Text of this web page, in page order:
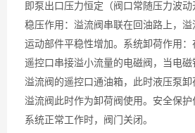
即泵出口压力恒定（阀口常随压力波动
稳压作用：溢流阀串联在回油路上，溢
运动部件平稳性增加。系统卸荷作用：
遥控口串接溢小流量的电磁阀，当电磁
溢流阀的遥控口通油箱，此时液压泵卸
溢流阀此时作为卸荷阀使用。安全保护
系统正常工作时，阀门关闭。